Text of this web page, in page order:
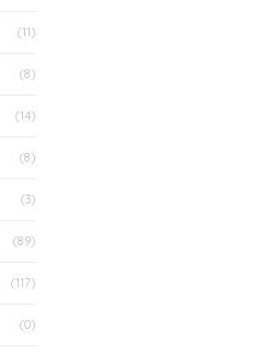
(11)
(8)
(14)
(8)
(3)
(89)
(117)
(0)